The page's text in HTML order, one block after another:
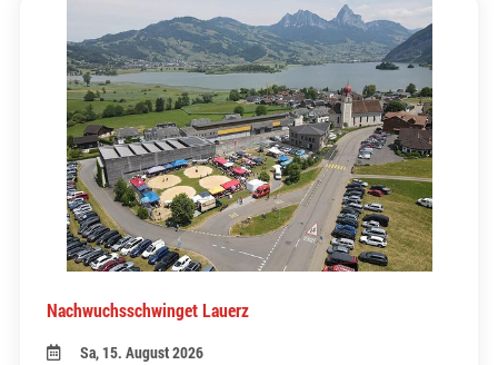
Nachwuchsschwinget Lauerz
Sa, 15. August 2026